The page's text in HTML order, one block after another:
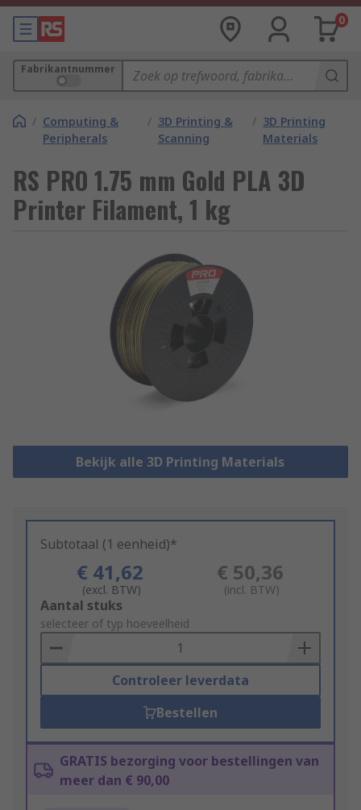
0
Fabrikantnummer
/ Computing &
Peripherals
/ 3D Printing &
Scanning
/ 3D Printing
Materials
RS PRO 1.75 mm Gold PLA 3D
Printer Filament, 1 kg
Bekijk alle 3D Printing Materials
Subtotaal (1 eenheid)*
€ 41,62
(excl. BTW)
€ 50,36
(incl. BTW)
Add
to
Basket
Aantal stuks
selecteer of typ hoeveelheid
Controleer leverdata
Bestellen
GRATIS bezorging voor bestellingen van
meer dan € 90,00